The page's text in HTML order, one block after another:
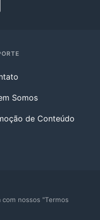
Somos
de Conteúdo
nossos "Termos